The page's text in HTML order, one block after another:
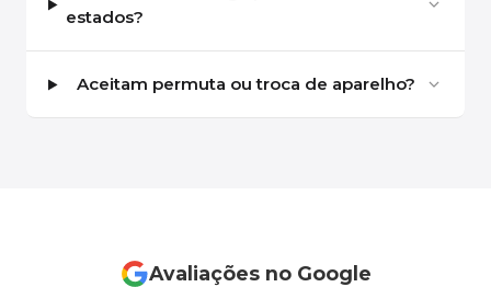
estados?
Aceitam permuta ou troca de aparelho?
Avaliações no Google